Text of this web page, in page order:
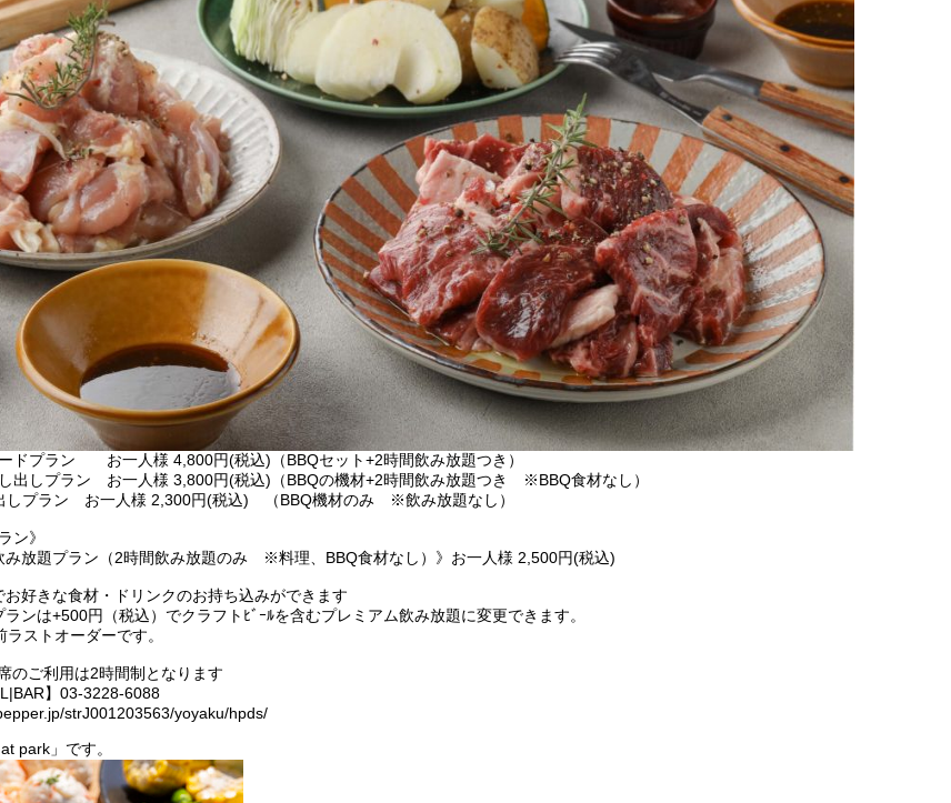
ドプラン お一人様 4,800円(税込)（BBQセット+2時間飲み放題つき）
出しプラン お一人様 3,800円(税込)（BBQの機材+2時間飲み放題つき ※BBQ食材なし）
しプラン お一人様 2,300円(税込) （BBQ機材のみ ※飲み放題なし）
ン》
み放題プラン（2時間飲み放題のみ ※料理、BBQ食材なし）》お一人様 2,500円(税込)
好きな食材・ドリンクのお持ち込みができます
ンは+500円（税込）でクラフトﾋﾞｰﾙを含むプレミアム飲み放題に変更できます。
ストオーダーです。
のご利用は2時間制となります
】03-3228-6088
strJ001203563/yoyaku/hpds/
park」です。